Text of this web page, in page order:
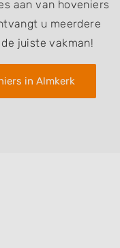
aan van hoveniers
u meerdere
juiste vakman!
in Almkerk